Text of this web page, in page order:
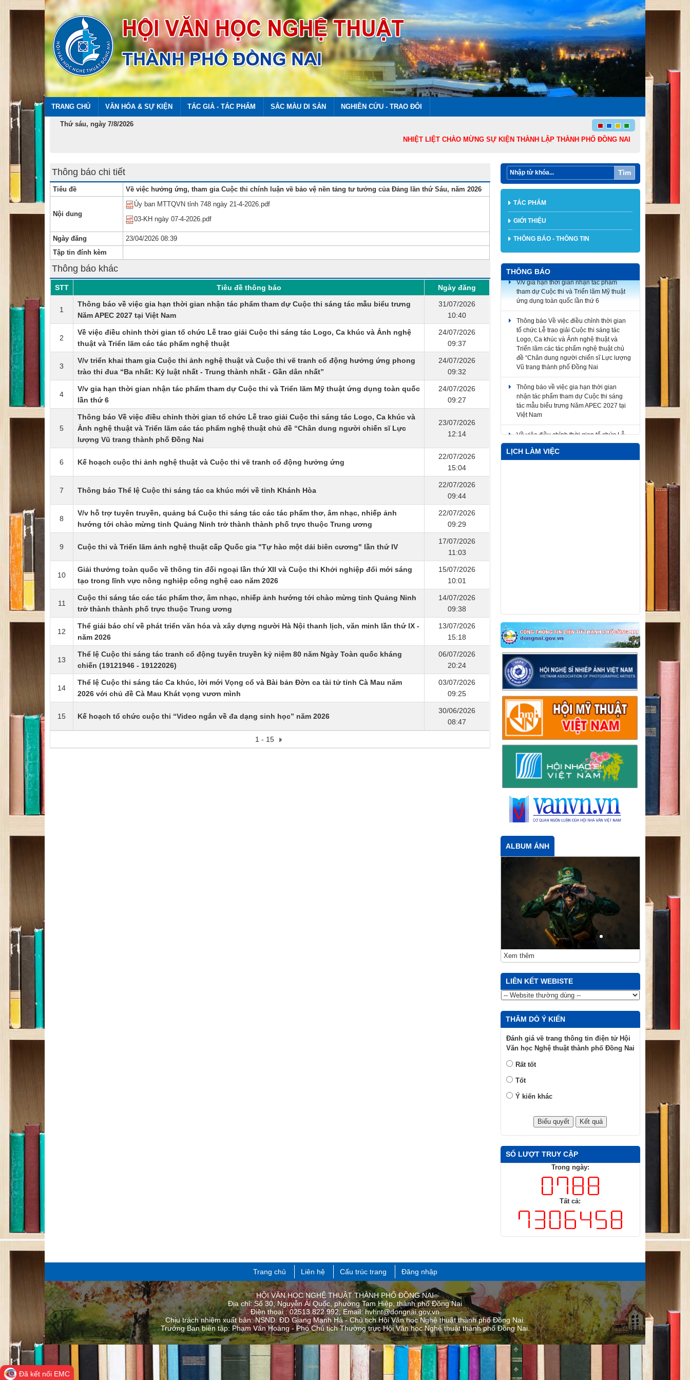
TRANG CHỦ VĂN HÓA & SỰ KIỆN TÁC GIẢ - TÁC PHẨM SẮC MÀU DI SẢN NGHIÊN CỨU - TRAO ĐỔI
Thứ sáu, ngày 7/8/2026
NHIỆT LIỆT CHÀO MỪNG SỰ KIỆN THÀNH LẬP THÀNH PHỐ ĐỒNG NAI TRỰC THUỘC
Tìm
Thông báo chi tiết
Tiêu đề Về việc hưởng ứng, tham gia Cuộc thi chính luận về bảo vệ nền tảng tư tưởng của Đảng lần thứ Sáu, năm 2026
Nội dung
Ủy ban MTTQVN tỉnh 748 ngày 21-4-2026.pdf
03-KH ngày 07-4-2026.pdf
Ngày đăng
23/04/2026 08:39
Tập tin đính kèm
Thông báo khác
STT Tiêu đề thông báo Ngày đăng
1
Thông báo về việc gia hạn thời gian nhận tác phẩm tham dự Cuộc thi sáng tác mẫu biểu trưng
Năm APEC 2027 tại Việt Nam
31/07/2026
10:40
2
Về việc điều chỉnh thời gian tổ chức Lễ trao giải Cuộc thi sáng tác Logo, Ca khúc và Ảnh nghệ
thuật và Triển lãm các tác phẩm nghệ thuật
24/07/2026
09:37
3
V/v triển khai tham gia Cuộc thi ảnh nghệ thuật và Cuộc thi vẽ tranh cổ động hưởng ứng phong
trào thi đua “Ba nhất: Kỷ luật nhất - Trung thành nhất - Gần dân nhất”
24/07/2026
09:32
4
V/v gia hạn thời gian nhận tác phẩm tham dự Cuộc thi và Triển lãm Mỹ thuật ứng dụng toàn quốc
lần thứ 6
24/07/2026
09:27
5
Thông báo Về việc điều chỉnh thời gian tổ chức Lễ trao giải Cuộc thi sáng tác Logo, Ca khúc và
Ảnh nghệ thuật và Triển lãm các tác phẩm nghệ thuật chủ đề “Chân dung người chiến sĩ Lực
lượng Vũ trang thành phố Đồng Nai
23/07/2026
12:14
6 Kế hoạch cuộc thi ảnh nghệ thuật và Cuộc thi vẽ tranh cổ động hưởng ứng
22/07/2026
15:04
7 Thông báo Thể lệ Cuộc thi sáng tác ca khúc mới về tỉnh Khánh Hòa
22/07/2026
09:44
8
V/v hỗ trợ tuyên truyền, quảng bá Cuộc thi sáng tác các tác phẩm thơ, âm nhạc, nhiếp ảnh
hướng tới chào mừng tỉnh Quảng Ninh trở thành thành phố trực thuộc Trung ương
22/07/2026
09:29
9 Cuộc thi và Triển lãm ảnh nghệ thuật cấp Quốc gia "Tự hào một dải biên cương" lần thứ IV
17/07/2026
11:03
10
Giải thưởng toàn quốc về thông tin đối ngoại lần thứ XII và Cuộc thi Khởi nghiệp đổi mới sáng
tạo trong lĩnh vực nông nghiệp công nghệ cao năm 2026
15/07/2026
10:01
11
Cuộc thi sáng tác các tác phẩm thơ, âm nhạc, nhiếp ảnh hướng tới chào mừng tỉnh Quảng Ninh
trở thành thành phố trực thuộc Trung ương
14/07/2026
09:38
12
Thể giải báo chí về phát triển văn hóa và xây dựng người Hà Nội thanh lịch, văn minh lần thứ IX -
năm 2026
13/07/2026
15:18
13
Thể lệ Cuộc thi sáng tác tranh cổ động tuyên truyền kỷ niệm 80 năm Ngày Toàn quốc kháng
chiến (19121946 - 19122026)
06/07/2026
20:24
14
Thể lệ Cuộc thi sáng tác Ca khúc, lời mới Vọng cổ và Bài bản Đờn ca tài tử tỉnh Cà Mau năm
2026 với chủ đề Cà Mau Khát vọng vươn mình
03/07/2026
09:25
15 Kế hoạch tổ chức cuộc thi “Video ngắn về đa dạng sinh học” năm 2026
30/06/2026
08:47
1 - 15
TÁC PHẨM
GIỚI THIỆU
THÔNG BÁO - THÔNG TIN
THÔNG BÁO
tham dự Cuộc thi và Triển lãm Mỹ thuật
ứng dụng toàn quốc lần thứ 6
Thông báo Về việc điều chỉnh thời gian
tổ chức Lễ trao giải Cuộc thi sáng tác
Logo, Ca khúc và Ảnh nghệ thuật và
Triển lãm các tác phẩm nghệ thuật chủ
đề “Chân dung người chiến sĩ Lực lượng
Vũ trang thành phố Đồng Nai
Thông báo về việc gia hạn thời gian
nhận tác phẩm tham dự Cuộc thi sáng
tác mẫu biểu trưng Năm APEC 2027 tại
Việt Nam
Về việc điều chỉnh thời gian tổ chức Lễ
và Ảnh nghệ thuật và Triển lãm các tác
phẩm nghệ thuật
LỊCH LÀM VIỆC
ALBUM ẢNH
Xem thêm
LIÊN KẾT WEBISTE
THĂM DÒ Ý KIẾN
Đánh giá về trang thông tin điện tử Hội
Văn học Nghệ thuật thành phố Đồng Nai
Rất tốt
Tốt
Ý kiến khác
SỐ LƯỢT TRUY CẬP
Trong ngày:
Tất cả:
Trang chủ Liên hệ Cấu trúc trang Đăng nhập
HỘI VĂN HỌC NGHỆ THUẬT THÀNH PHỐ ĐỒNG NAI
Địa chỉ: Số 30, Nguyễn Ái Quốc, phường Tam Hiệp, thành phố Đồng Nai
Điện thoại : 02513.822.992; Email: hvhnt@dongnai.gov.vn
Chịu trách nhiệm xuất bản: NSND. ĐD Giang Mạnh Hà - Chủ tịch Hội Văn học Nghệ thuật thành phố Đồng Nai.
Trưởng Ban biên tập: Phạm Văn Hoàng - Phó Chủ tịch Thường trực Hội Văn học Nghệ thuật thành phố ​Đồng Nai.
Đã kết nối EMC